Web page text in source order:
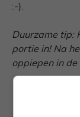
:-).
Duurzame tip:
portie in! Na
oppiepen in de